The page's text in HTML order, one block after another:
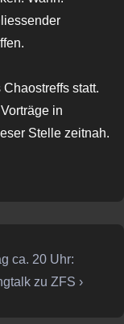
statt.
in
Stelle zeitnah.
ca. 20 Uhr:
zu ZFS ›